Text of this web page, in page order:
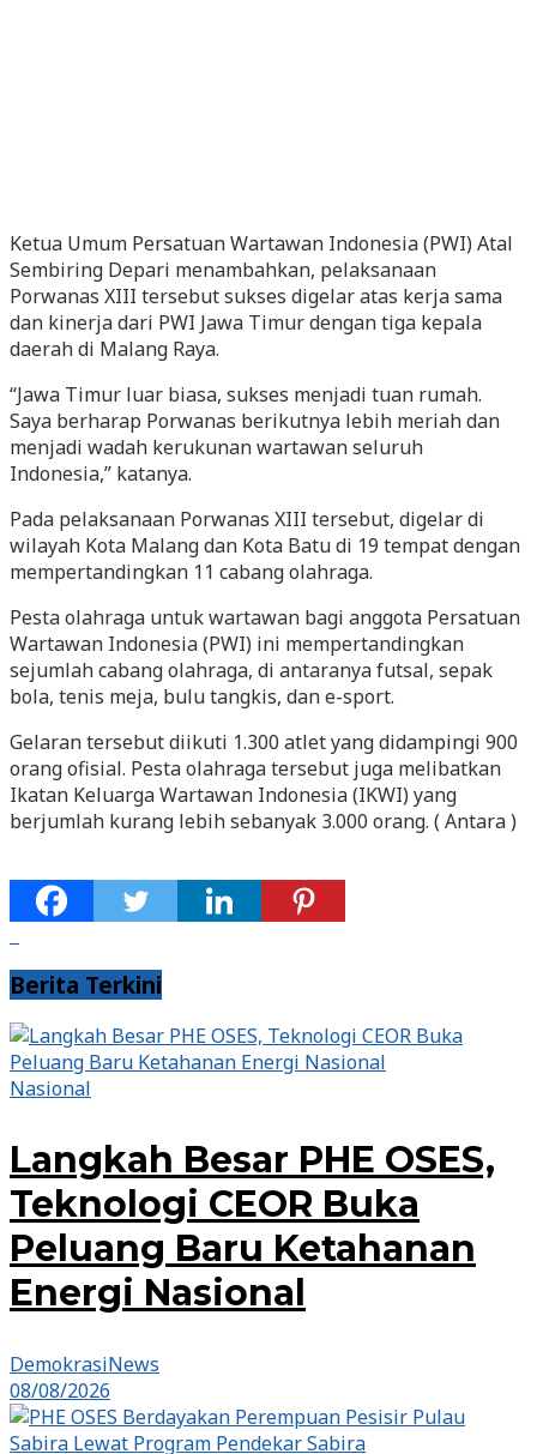
Ketua Umum Persatuan Wartawan Indonesia (PWI) Atal
Sembiring Depari menambahkan, pelaksanaan
Porwanas XIII tersebut sukses digelar atas kerja sama
dan kinerja dari PWI Jawa Timur dengan tiga kepala
daerah di Malang Raya.
“Jawa Timur luar biasa, sukses menjadi tuan rumah.
Saya berharap Porwanas berikutnya lebih meriah dan
menjadi wadah kerukunan wartawan seluruh
Indonesia,” katanya.
Pada pelaksanaan Porwanas XIII tersebut, digelar di
wilayah Kota Malang dan Kota Batu di 19 tempat dengan
mempertandingkan 11 cabang olahraga.
Pesta olahraga untuk wartawan bagi anggota Persatuan
Wartawan Indonesia (PWI) ini mempertandingkan
sejumlah cabang olahraga, di antaranya futsal, sepak
bola, tenis meja, bulu tangkis, dan e-sport.
Gelaran tersebut diikuti 1.300 atlet yang didampingi 900
orang ofisial. Pesta olahraga tersebut juga melibatkan
Ikatan Keluarga Wartawan Indonesia (IKWI) yang
berjumlah kurang lebih sebanyak 3.000 orang. ( Antara )
Berita Terkini
Nasional
Langkah Besar PHE OSES,
Teknologi CEOR Buka
Peluang Baru Ketahanan
Energi Nasional
DemokrasiNews
08/08/2026